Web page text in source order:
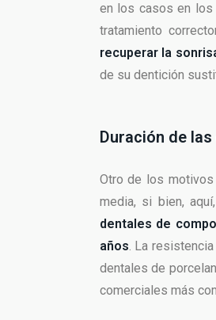
en los casos en los
tratamiento
recuperar la
de su dentición
Duración de
Otro de los
media, si bien,
dentales de
años. La
dentales de
comerciales más